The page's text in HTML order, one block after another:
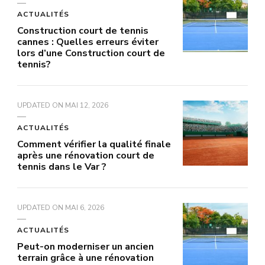
ACTUALITÉS
Construction court de tennis
cannes : Quelles erreurs éviter
lors d’une Construction court de
tennis?
UPDATED ON MAI 12, 2026
ACTUALITÉS
Comment vérifier la qualité finale
après une rénovation court de
tennis dans le Var ?
UPDATED ON MAI 6, 2026
ACTUALITÉS
Peut-on moderniser un ancien
terrain grâce à une rénovation